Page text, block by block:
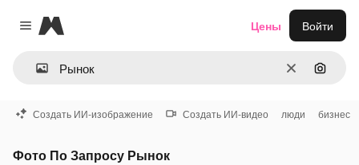
Close menu
Magnific
ОчиститьПоиск
Цены Войти
Создать ИИ-изображение Создать ИИ-видео люди бизнес
Фото По Запросу Рынок